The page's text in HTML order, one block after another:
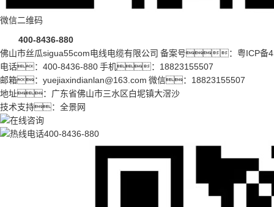
微信二维码
400-8436-880
佛山市丝瓜sigua55com电线电缆有限公司 备案号： 粤ICP备
电话：400-8436-880 手机：18823155507
邮箱：yuejiaxindianlan@163.com 微信：18823155507
地址：广东省佛山市三水区白坭镇大滘沙
技术支持： 全景网
400-8436-880